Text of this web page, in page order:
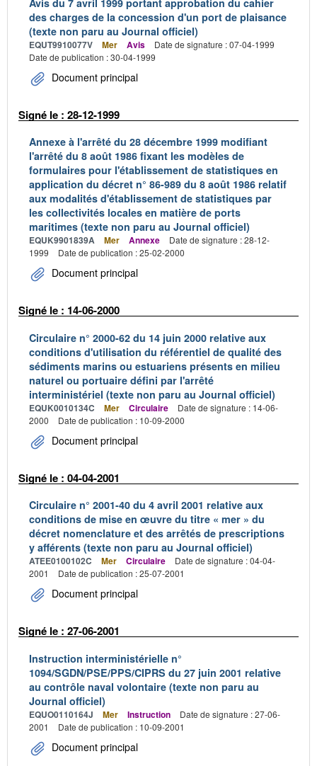
des charges de la concession d'un port de plaisance
(texte non paru au Journal officiel)
EQUT9910077V Mer Avis
Date de signature : 07-04-1999
Date de publication : 30-04-1999
Document principal
Signé le : 28-12-1999
Annexe à l'arrêté du 28 décembre 1999 modifiant
l'arrêté du 8 août 1986 fixant les modèles de
formulaires pour l'établissement de statistiques en
application du décret n° 86-989 du 8 août 1986 relatif
aux modalités d'établissement de statistiques par
les collectivités locales en matière de ports
maritimes (texte non paru au Journal officiel)
EQUK9901839A Mer Annexe
Date de signature : 28-12-
1999
Date de publication : 25-02-2000
Document principal
Signé le : 14-06-2000
Circulaire n° 2000-62 du 14 juin 2000 relative aux
conditions d'utilisation du référentiel de qualité des
sédiments marins ou estuariens présents en milieu
naturel ou portuaire défini par l'arrêté
interministériel (texte non paru au Journal officiel)
EQUK0010134C Mer Circulaire
Date de signature : 14-06-
2000
Date de publication : 10-09-2000
Document principal
Signé le : 04-04-2001
Circulaire n° 2001-40 du 4 avril 2001 relative aux
conditions de mise en œuvre du titre « mer » du
décret nomenclature et des arrêtés de prescriptions
y afférents (texte non paru au Journal officiel)
ATEE0100102C Mer Circulaire
Date de signature : 04-04-
2001
Date de publication : 25-07-2001
Document principal
Signé le : 27-06-2001
Instruction interministérielle n°
1094/SGDN/PSE/PPS/CIPRS du 27 juin 2001 relative
au contrôle naval volontaire (texte non paru au
Journal officiel)
EQUO0110164J Mer Instruction
Date de signature : 27-06-
2001
Date de publication : 10-09-2001
Document principal